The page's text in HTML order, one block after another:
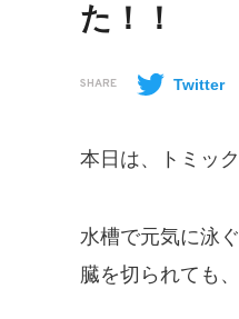
た！！
SHARE Twitter
本日は、トミッ
水槽で元気に泳
臓を切られても